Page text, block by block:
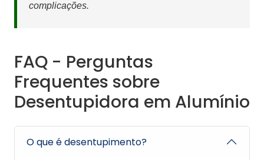
complicações.
FAQ - Perguntas
Frequentes sobre
Desentupidora em Alumínio
O que é desentupimento?